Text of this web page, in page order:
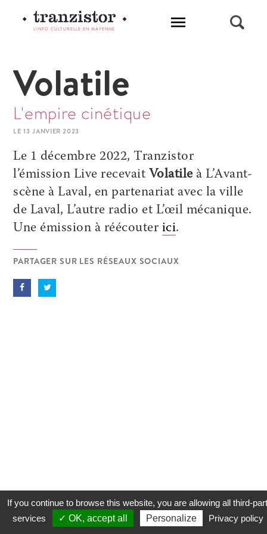
L'INFO CULTURELLE EN MAYENNE
Volatile
L'empire cinétique
LE 13 JANVIER 2023
Le 1 décembre2022, Tranzistor
l’émission Live recevait Volatileà L’Avant-
scène à Laval, en partenariat avec la ville
de Laval, L’autre radio et L’œil mécanique.
Une émission à réécouter ici.
PARTAGER SUR LES RÉSEAUX SOCIAUX
COOKIES MENTIONS LÉGALES PLAN DU SITE
If you continue to browse this website, you are allowing all third-
services
✓ OK, accept all Personalize Privacy policy